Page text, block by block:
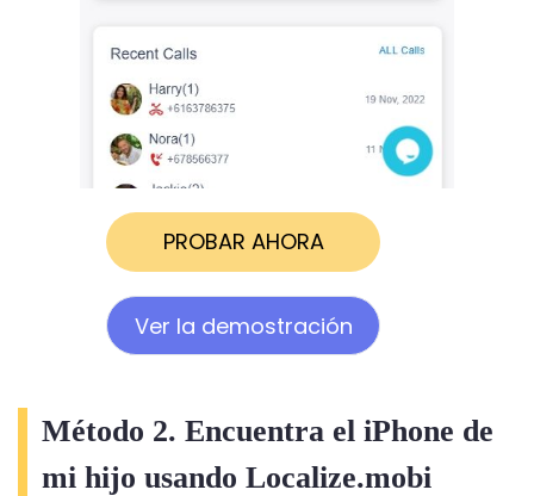
PROBAR AHORA
Ver la demostración
Método 2. Encuentra el iPhone de
mi hijo usando Localize.mobi